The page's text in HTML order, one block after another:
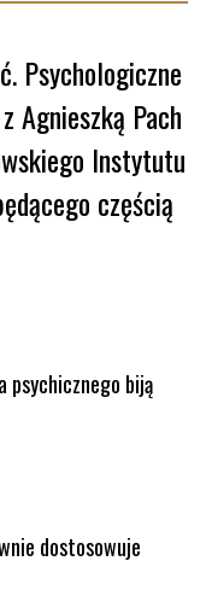
Psychologiczne
Agnieszką Pach
Instytutu
częścią
psychicznego biją
dostosowuje